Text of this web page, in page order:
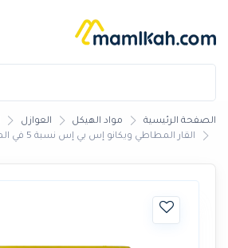
الصفحة الرئيسية مواد الهيكل العوازل
القار المطاطي ويكانو إس بي إس نسبة 5 في المائة 15 لتر